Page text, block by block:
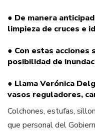
● De manera
limpieza de cruces e
● Con estas acciones
posibilidad de
● Llama Verónica
vasos reguladores,
Colchones, estufas,
que personal del